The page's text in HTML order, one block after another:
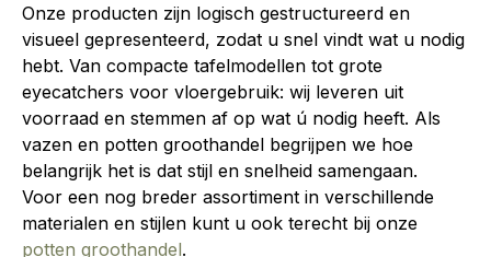
Onze producten zijn logisch gestructureerd en
visueel gepresenteerd, zodat u snel vindt wat u nodig
hebt. Van compacte tafelmodellen tot grote
eyecatchers voor vloergebruik: wij leveren uit
voorraad en stemmen af op wat ú nodig heeft. Als
vazen en potten groothandel begrijpen we hoe
belangrijk het is dat stijl en snelheid samengaan.
Voor een nog breder assortiment in verschillende
materialen en stijlen kunt u ook terecht bij onze
potten groothandel.